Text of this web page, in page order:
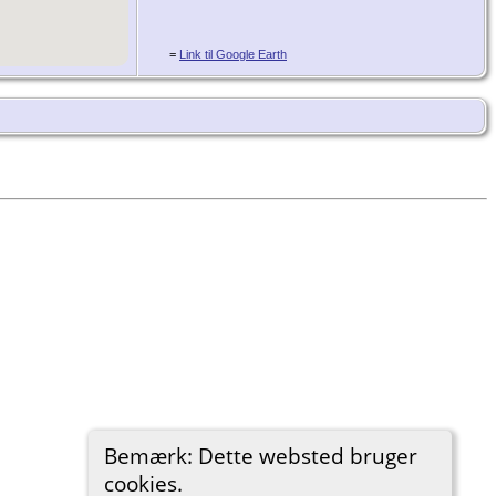
Bemærk: Dette websted bruger
cookies.
= Link til Google Earth